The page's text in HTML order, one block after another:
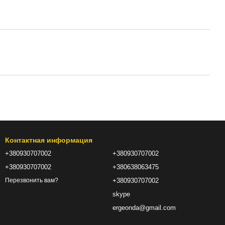
Контактная информация
+380930707002
+380930707002
Перезвонить вам?
+380930707002
+380638063475
+380930707002
skype
ergeonda@gmail.com